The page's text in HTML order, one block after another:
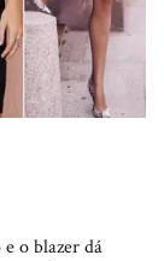
o blazer dá